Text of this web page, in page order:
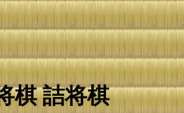
棋 詰将棋